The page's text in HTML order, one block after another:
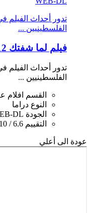
تدور أحداث الفيلم
الفلسطينيين ...
فيلم لما شفتك 2012 HD
تدور أحداث الفيلم
الفلسطينيين ...
القسم
افلام
النوع دراما
الجودة DL
التقييم 6.6 / 10
عودة الى أعلي